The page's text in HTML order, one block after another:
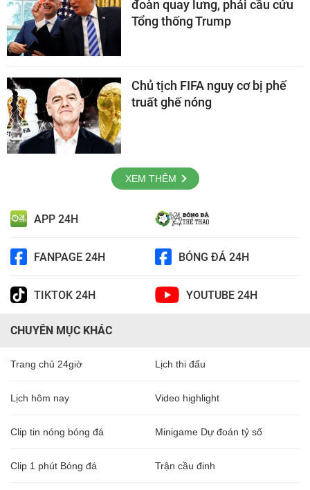
đoàn quay lưng, phải cầu cứu
Tổng thống Trump
Chủ tịch FIFA nguy cơ bị phế
truất ghế nóng
XEM THÊM
APP 24H
FANPAGE 24H BÓNG ĐÁ 24H
TIKTOK 24H YOUTUBE 24H
CHUYÊN MỤC KHÁC
Trang chủ 24giờ Lịch thi đấu
Lịch hôm nay Video highlight
Clip tin nóng bóng đá Minigame Dự đoán tỷ số
Clip 1 phút Bóng đá Trận cầu đinh